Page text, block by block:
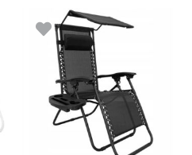
Prețul
inițial
a
fost:
277.00 lei.